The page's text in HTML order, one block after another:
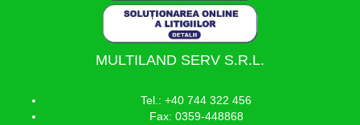
MULTILAND SERV S.R.L.
Tel.: +40 744 322 456
Fax: 0359-448868